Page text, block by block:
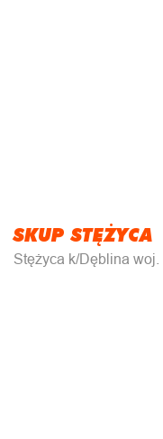
SKUP STĘŻYCA
Stężyca k/Dęblina